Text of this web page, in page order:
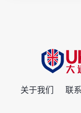
关于我们 联